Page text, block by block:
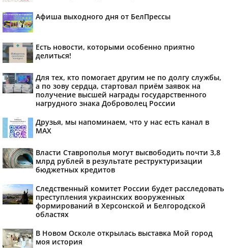
Афиша выходного дня от БелПрессы
Есть новости, которыми особенно приятно
делиться!
Для тех, кто помогает другим не по долгу службы,
а по зову сердца, стартовал приём заявок на
получение высшей награды государственного
нагрудного знака Доброволец России
Друзья, мы напоминаем, что у нас есть канал в
МАХ
Власти Ставрополья могут высвободить почти 3,8
млрд рублей в результате реструктуризации
бюджетных кредитов
Следственный комитет России будет расследовать
преступления украинских вооруженных
формирований в Херсонской и Белгородской
областях
В Новом Осколе открылась выставка Мой город
моя история